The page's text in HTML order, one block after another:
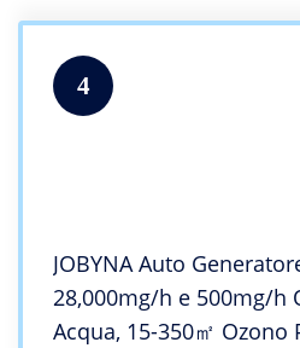
4
JOBYNA Auto
28,000mg/h e 500mg/h
Acqua, 15-350㎡